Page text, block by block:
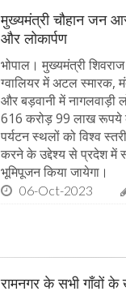
मुख्यमंत्री चौहान जन
और लोकार्पण
भोपाल। मुख्यमंत्री
ग्वालियर में अटल स्मारक,
और बड़वानी में
616 करोड़ 99 लाख रूपये
पर्यटन स्थलों को विश्व
करने के उद्देश्य से प्रदेश में
भूमिपूजन किया जायेगा।
06-Oct-2023
रामनगर के सभी गाँवों